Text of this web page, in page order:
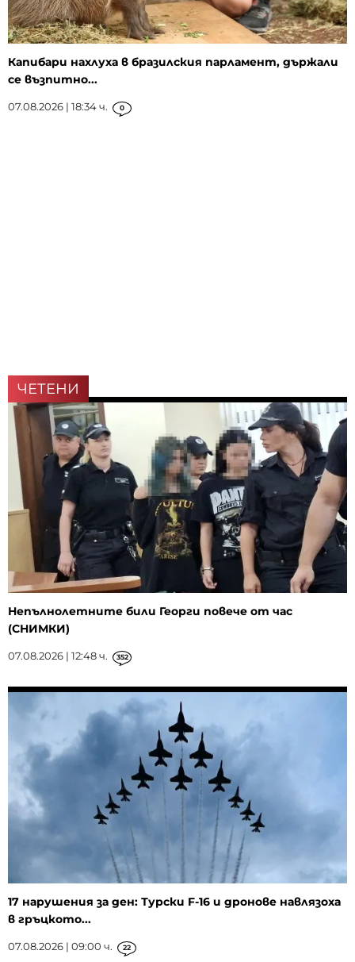
Капибари нахлуха в бразилския парламент, държали
се възпитно...
07.08.2026 | 18:34 ч. 0
ЧЕТЕНИ
Непълнолетните били Георги повече от час
(СНИМКИ)
07.08.2026 | 12:48 ч. 352
17 нарушения за ден: Турски F-16 и дронове навлязоха
в гръцкото...
07.08.2026 | 09:00 ч. 22